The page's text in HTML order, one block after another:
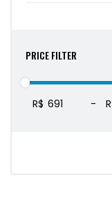
PRICE FILTER
R$ -